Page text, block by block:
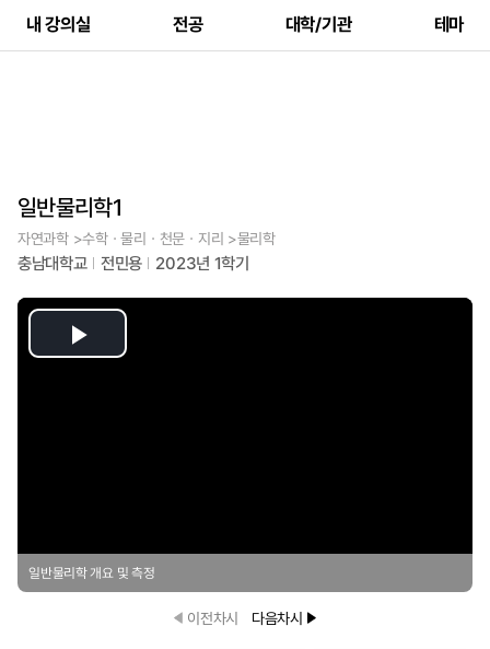
내 강의실 전공 대학/기관 테마
일반물리학1
자연과학 >수학ㆍ물리ㆍ천문ㆍ지리 >물리학
충남대학교 전민용 2023년 1학기
Play
일반물리학 개요 및 측정
이전차시 다음차시